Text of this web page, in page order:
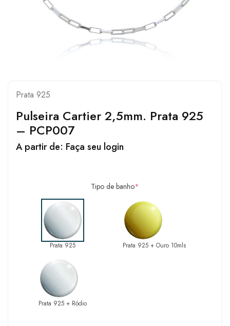
Prata 925
Pulseira Cartier 2,5mm. Prata 925
– PCP007
A partir de: Faça seu login
Tipo de banho*
Prata 925 Prata 925 + Ouro 10mls
Prata 925 + Ródio